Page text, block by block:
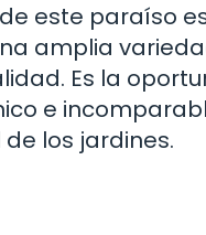
este paraíso
amplia
Es la
e
los jardines.